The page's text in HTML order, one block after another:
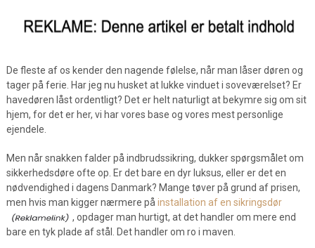
De fleste af os kender den nagende følelse, når man låser døren og
tager på ferie. Har jeg nu husket at lukke vinduet i soveværelset? Er
havedøren låst ordentligt? Det er helt naturligt at bekymre sig om sit
hjem, for det er her, vi har vores base og vores mest personlige
ejendele.
Men når snakken falder på indbrudssikring, dukker spørgsmålet om
sikkerhedsdøre ofte op. Er det bare en dyr luksus, eller er det en
nødvendighed i dagens Danmark? Mange tøver på grund af prisen,
men hvis man kigger nærmere på installation af en sikringsdør
, opdager man hurtigt, at det handler om mere end
bare en tyk plade af stål. Det handler om ro i maven.